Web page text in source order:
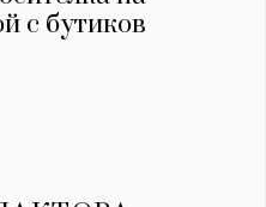
с бутиков